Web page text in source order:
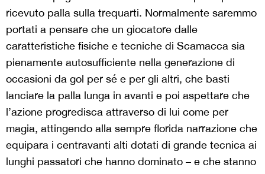
ricevuto palla sulla trequarti. Normalmente saremmo
portati a pensare che un giocatore dalle
caratteristiche fisiche e tecniche di Scamacca sia
pienamente autosufficiente nella generazione di
occasioni da gol per sé e per gli altri, che basti
lanciare la palla lunga in avanti e poi aspettare che
l’azione progredisca attraverso di lui come per
magia, attingendo alla sempre florida narrazione che
equipara i centravanti alti dotati di grande tecnica ai
lunghi passatori che hanno dominato – e che stanno